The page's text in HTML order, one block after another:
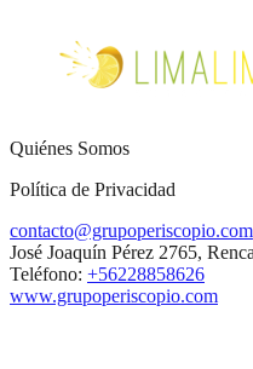
Quiénes Somos
Política de Privacidad
contacto@grupoperiscopio.com
José Joaquín Pérez 2765,
Teléfono: +56228858626
www.grupoperiscopio.com